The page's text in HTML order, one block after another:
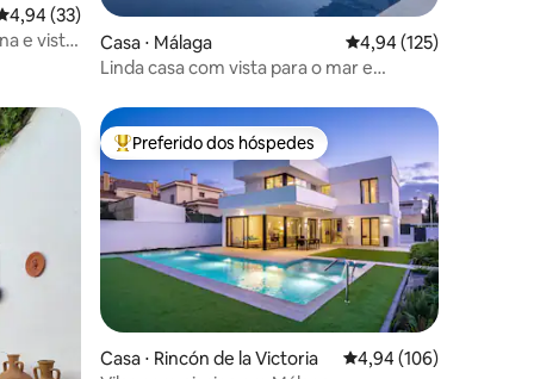
de uma avaliação média de 5, 33 avaliações
4,94 (33)
e vista
Casa ⋅ Málaga 4,94 de uma avaliação
4,94 (125)
Linda casa com vista para o mar e
Entre os melhores preferidos dos hóspedes
Preferido dos hóspedes
Casa ⋅ Rincón de la Victoria 4,94 de uma avaliação
4,94 (106)